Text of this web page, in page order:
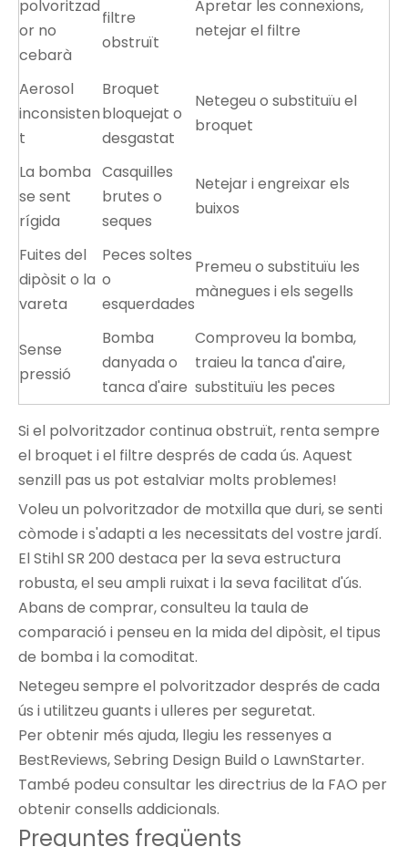
polvoritzad
or no
cebarà
filtre
obstruït
Apretar les connexions,
netejar el filtre
Aerosol
inconsisten
t
Broquet
bloquejat o
desgastat
Netegeu o substituïu el
broquet
La bomba
se sent
rígida
Casquilles
brutes o
seques
Netejar i engreixar els
buixos
Fuites del
dipòsit o la
vareta
Peces soltes
o
esquerdades
Premeu o substituïu les
mànegues i els segells
Sense
pressió
Bomba
danyada o
tanca d'aire
Comproveu la bomba,
traieu la tanca d'aire,
substituïu les peces
Si el polvoritzador continua obstruït, renta sempre
el broquet i el filtre després de cada ús. Aquest
senzill pas us pot estalviar molts problemes!
Voleu un polvoritzador de motxilla que duri, se senti
còmode i s'adapti a les necessitats del vostre jardí.
El Stihl SR 200 destaca per la seva estructura
robusta, el seu ampli ruixat i la seva facilitat d'ús.
Abans de comprar, consulteu la taula de
comparació i penseu en la mida del dipòsit, el tipus
de bomba i la comoditat.
Netegeu sempre el polvoritzador després de cada
ús i utilitzeu guants i ulleres per seguretat.
Per obtenir més ajuda, llegiu les ressenyes a
BestReviews, Sebring Design Build o LawnStarter.
També podeu consultar les directrius de la FAO per
obtenir consells addicionals.
Preguntes freqüents